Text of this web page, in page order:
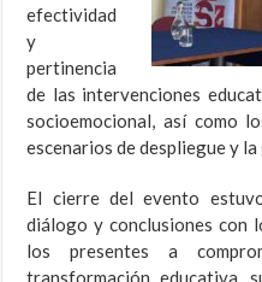
efectividad
y
pertinencia
de las intervenciones
socioemocional, así como
escenarios de despliegue y
El cierre del evento
diálogo y conclusiones con
los presentes a
transformación educativa,